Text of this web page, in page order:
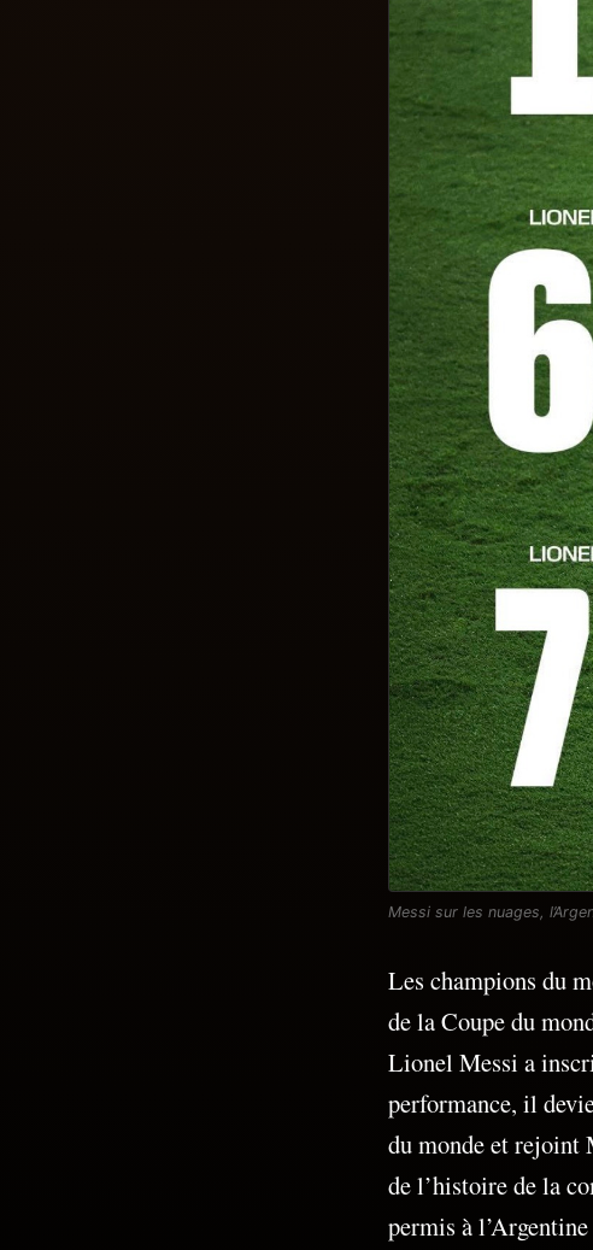
Messi sur les nuages,
Les champions du
de la Coupe du
Lionel Messi a
performance, il
du monde et rejoint
de l’histoire de la
permis à